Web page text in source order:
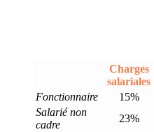
Charges
salariales
Fonctionnaire
15%
Salarié non
cadre
23%